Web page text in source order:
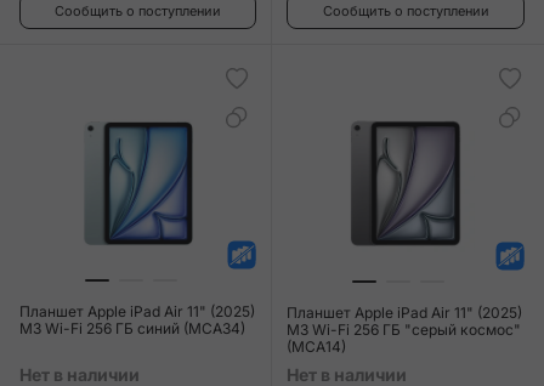
Сообщить о поступлении Сообщить о поступлении
Планшет Apple iPad Air 11" (2025)
M3 Wi-Fi 256 ГБ синий (MCA34)
Нет в наличии
Планшет Apple iPad Air 11" (2025)
M3 Wi-Fi 256 ГБ "серый космос"
(MCA14)
Нет в наличии